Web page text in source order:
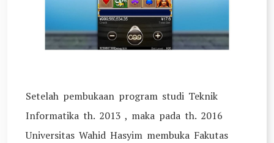
Setelah pembukaan program studi Teknik
Informatika th. 2013 , maka pada th. 2016
Universitas Wahid Hasyim membuka Fakutas